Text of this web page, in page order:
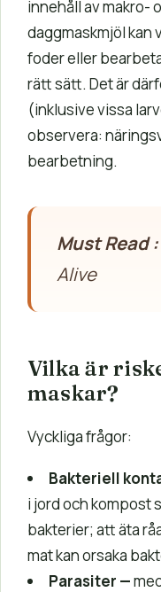
innehåll av makro-
daggmaskmjöl kan
foder eller
rätt sätt. Det är
(inklusive vissa
observera:
bearbetning.
Must Read :
Alive
Vilka är
maskar?
Vyckliga frågor:
Bakteriell
i jord och kompost
bakterier; att äta
mat kan orsaka
Parasiter —